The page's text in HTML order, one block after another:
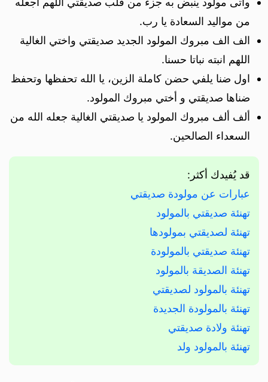
من مواليد السعادة يا رب.
الف الف مبروك المولود الجديد صديقتي واختي الغالية
اللهم انبته نباتا حسنا.
اول ضنا يلفي حضن كاملة الزين، يا الله تحفظها وتحفظ
ضناها صديقتي و أختي مبروك المولود.
ألف ألف مبروك المولود يا صديقتي الغالية جعله الله من
السعداء الصالحين.
قد يُفيدك أكثر:
عبارات عن مولودة صديقتي
تهنئة صديقتي بالمولود
تهنئة لصديقتي بمولودها
تهنئة صديقتي بالمولودة
تهنئة الصديقة بالمولود
تهنئة بالمولود لصديقتي
تهنئة بالمولودة الجديدة
تهنئة ولادة صديقتي
تهنئة بالمولود ولد